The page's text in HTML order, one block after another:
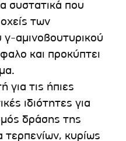
συστατικά που
των
γ-αμινοβουτυρικού
και προκύπτει
για τις ήπιες
ιδιότητες για
δράσης της
τερπενίων, κυρίως